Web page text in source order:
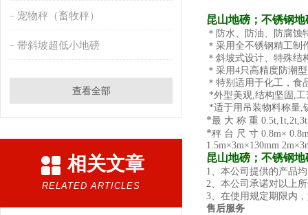
宠物秤（畜牧秤）
带斜坡超低小地磅
查看全部
相关文章
RELATED ARTICLES
昆山地磅；不锈钢地
＊防水、防油、防腐蚀
＊采用全不锈钢精工制
＊斜坡式设计、特殊结
＊采用4只高精度防潮
＊特别适用于化工，食
*外型美观,结构坚固,
*适于用吊装物料称量,
*最 大 称 重
*秤 台 尺 寸 0.8m×
1.5m×3m×130mm
昆山地磅；不锈钢地
1、本公司提供的产品
2、本公司承诺对以上
3、在使用规定期限内
售后服务